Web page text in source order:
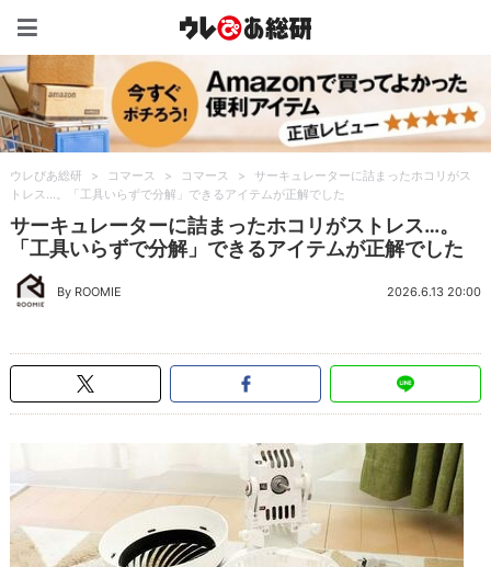
ウレぴあ総研 > コマース > コマース >
サーキュレーターに詰まったホコリがス
トレス…。「工具いらずで分解」できるアイテムが正解でした
サーキュレーターに詰まったホコリがストレス…。
「工具いらずで分解」できるアイテムが正解でした
By ROOMIE 2026.6.13 20:00